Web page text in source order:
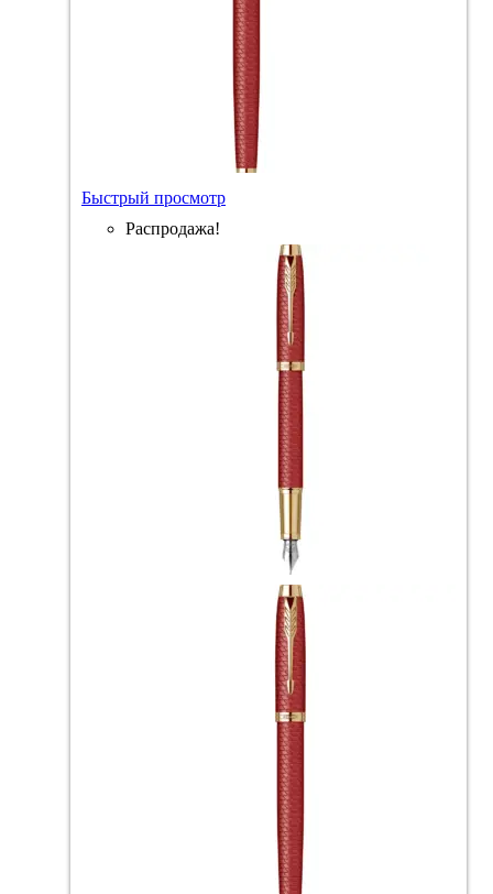
Быстрый просмотр
Распродажа!